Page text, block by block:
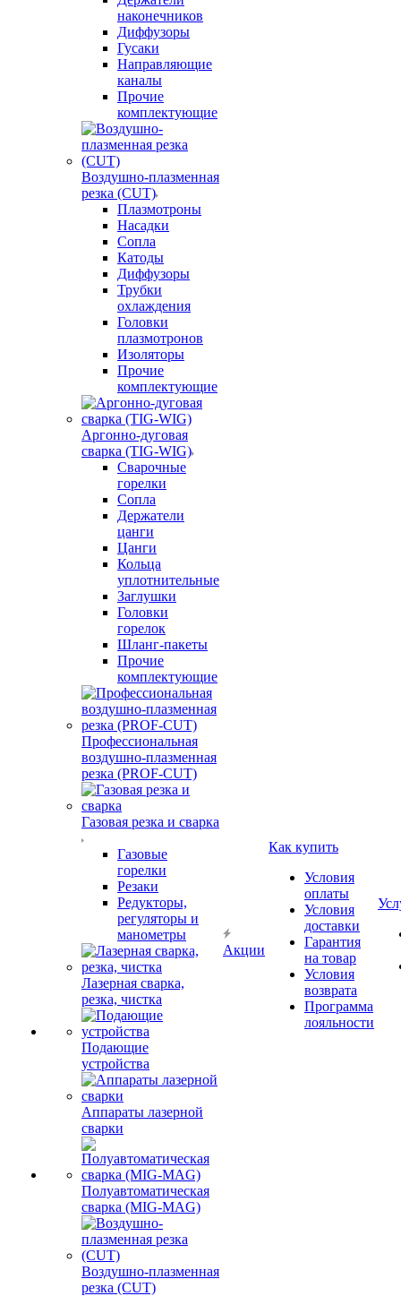
наконечников
Диффузоры
Гусаки
Направляющие
каналы
Прочие
комплектующие
Воздушно-плазменная
резка (CUT)
Плазмотроны
Насадки
Сопла
Катоды
Диффузоры
Трубки
охлаждения
Головки
плазмотронов
Изоляторы
Прочие
комплектующие
Аргонно-дуговая
сварка (TIG-WIG)
Сварочные
горелки
Сопла
Держатели
цанги
Цанги
Кольца
уплотнительные
Заглушки
Головки
горелок
Шланг-пакеты
Прочие
комплектующие
Профессиональная
воздушно-плазменная
резка (PROF-CUT)
Газовая резка и сварка
Газовые
горелки
Резаки
Редукторы,
регуляторы и
манометры
Лазерная сварка,
резка, чистка
Подающие
устройства
Аппараты лазерной
сварки
Полуавтоматическая
сварка (MIG-MAG)
Воздушно-плазменная
резка (CUT)
Акции
Как купить
Условия
оплаты
Условия
доставки
Гарантия
на товар
Условия
возврата
Программа
лояльности